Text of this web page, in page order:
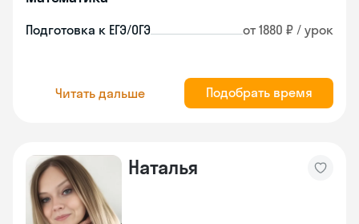
Подготовка к ЕГЭ/ОГЭ от 1880 ₽ / урок
Читать дальше Подобрать время
Наталья